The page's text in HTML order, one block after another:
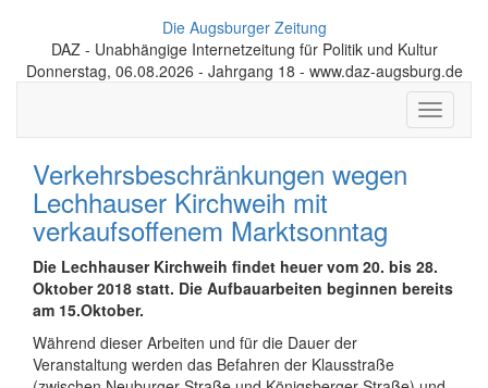
Die Augsburger Zeitung
DAZ - Unabhängige Internetzeitung für Politik und Kultur
Donnerstag, 06.08.2026 - Jahrgang 18 - www.daz-augsburg.de
Toggle
Verkehrsbeschränkungen wegen
Lechhauser Kirchweih mit
verkaufsoffenem Marktsonntag
Die Lechhauser Kirchweih findet heuer vom 20. bis 28.
Oktober 2018 statt. Die Aufbauarbeiten beginnen bereits
am 15.Oktober.
Während dieser Arbeiten und für die Dauer der
Veranstaltung werden das Befahren der Klausstraße